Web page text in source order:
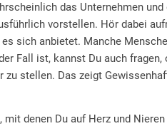
das Unternehmen und
vorstellen. Hör dabei
es sich anbietet. Manche
Fall ist, kannst Du auch fragen,
zu stellen. Das zeigt
denen Du auf Herz und